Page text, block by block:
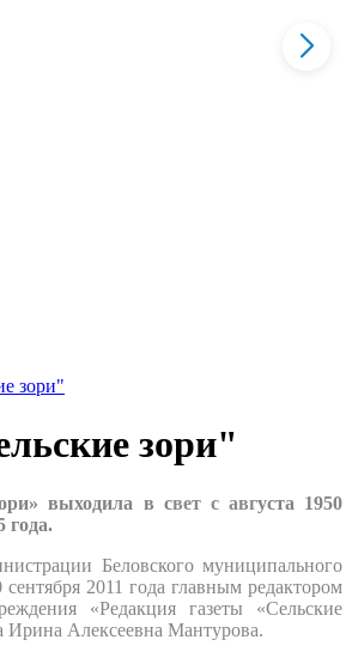
зори"
зори"
выходила в свет с августа 1950
года.
Беловского муниципального
2011 года главным редактором
«Редакция газеты «Сельские
Ирина Алексеевна Мантурова.